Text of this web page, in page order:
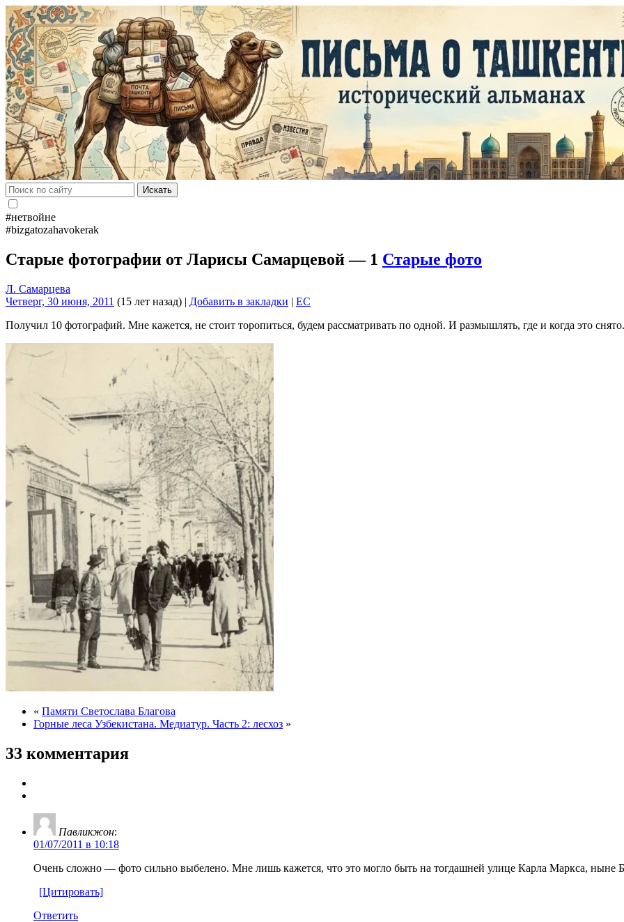
Искать
#нетвойне
#bizgatozahavokerak
Старые фотографии от Ларисы Самарцевой — 1 Старые фото
Л. Самарцева
Четверг, 30 июня, 2011 (15 лет назад) | Добавить в закладки | EC
Получил 10 фотографий. Мне кажется, не стоит торопиться, будем рассматривать по одной. И размышлять, где и когда это снято.
« Памяти Светослава Благова
Горные леса Узбекистана. Медиатур. Часть 2: лесхоз »
33 комментария
Павликжон:
01/07/2011 в 10:18
Очень сложно — фото сильно выбелено. Мне лишь кажется, что это могло быть на тогдашней улице Карла Маркса, ныне
[Цитировать]
Ответить